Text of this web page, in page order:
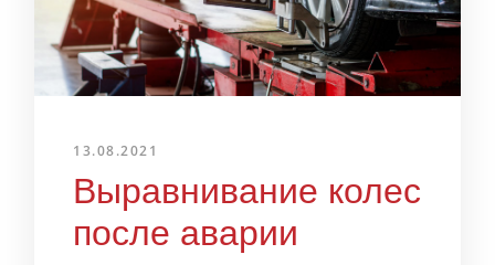
13.08.2021
Выравнивание колес
после аварии